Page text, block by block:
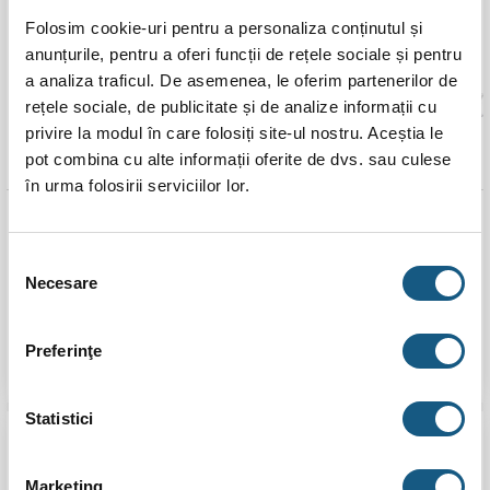
Folosim cookie-uri pentru a personaliza conținutul și
anunțurile, pentru a oferi funcții de rețele sociale și pentru
a analiza traficul. De asemenea, le oferim partenerilor de
rețele sociale, de publicitate și de analize informații cu
privire la modul în care folosiți site-ul nostru. Aceștia le
pot combina cu alte informații oferite de dvs. sau culese
în urma folosirii serviciilor lor.
consimțământului
Necesare
Preferinţe
Statistici
Marketing
Gratuit
50 kW
din 5
ADAUGĂ ÎN COȘ
pe lemne Ferroli FSB
11.060,00lei
Prețul
curent
este:
ADAUGĂ ÎN COȘ
Gratuit